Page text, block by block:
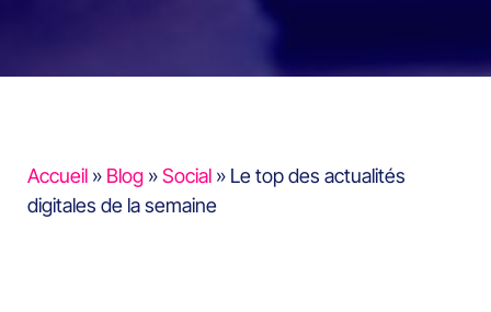
Accueil » Blog »Social » Le top des actualités
digitales de la semaine